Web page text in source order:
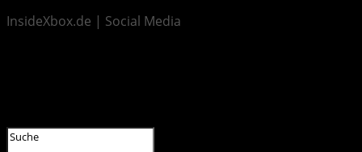
InsideXbox.de | Social Media